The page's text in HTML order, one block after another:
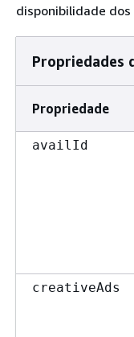
disponibilidade dos
Propriedades
Propriedade
availId
creativeAds